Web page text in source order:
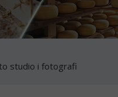
studio i fotografi